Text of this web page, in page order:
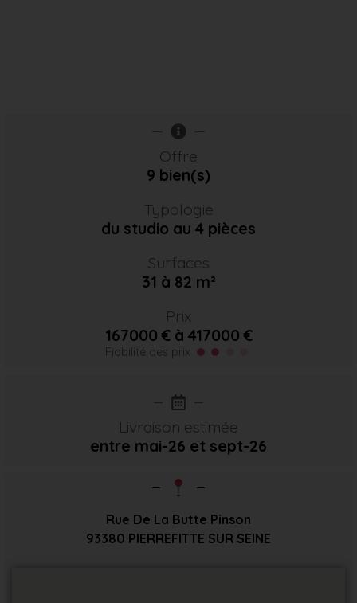
Offre
9 bien(s)
Typologie
du studio au 4 pièces
Surfaces
31 à 82 m²
Prix
167000 € à 417000 €
Fiabilité des prix
Livraison estimée
entre mai-26 et sept-26
Rue De La Butte Pinson
93380 PIERREFITTE SUR SEINE